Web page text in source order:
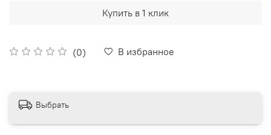
(0) В избранное
Купить в 1 клик
Выбрать